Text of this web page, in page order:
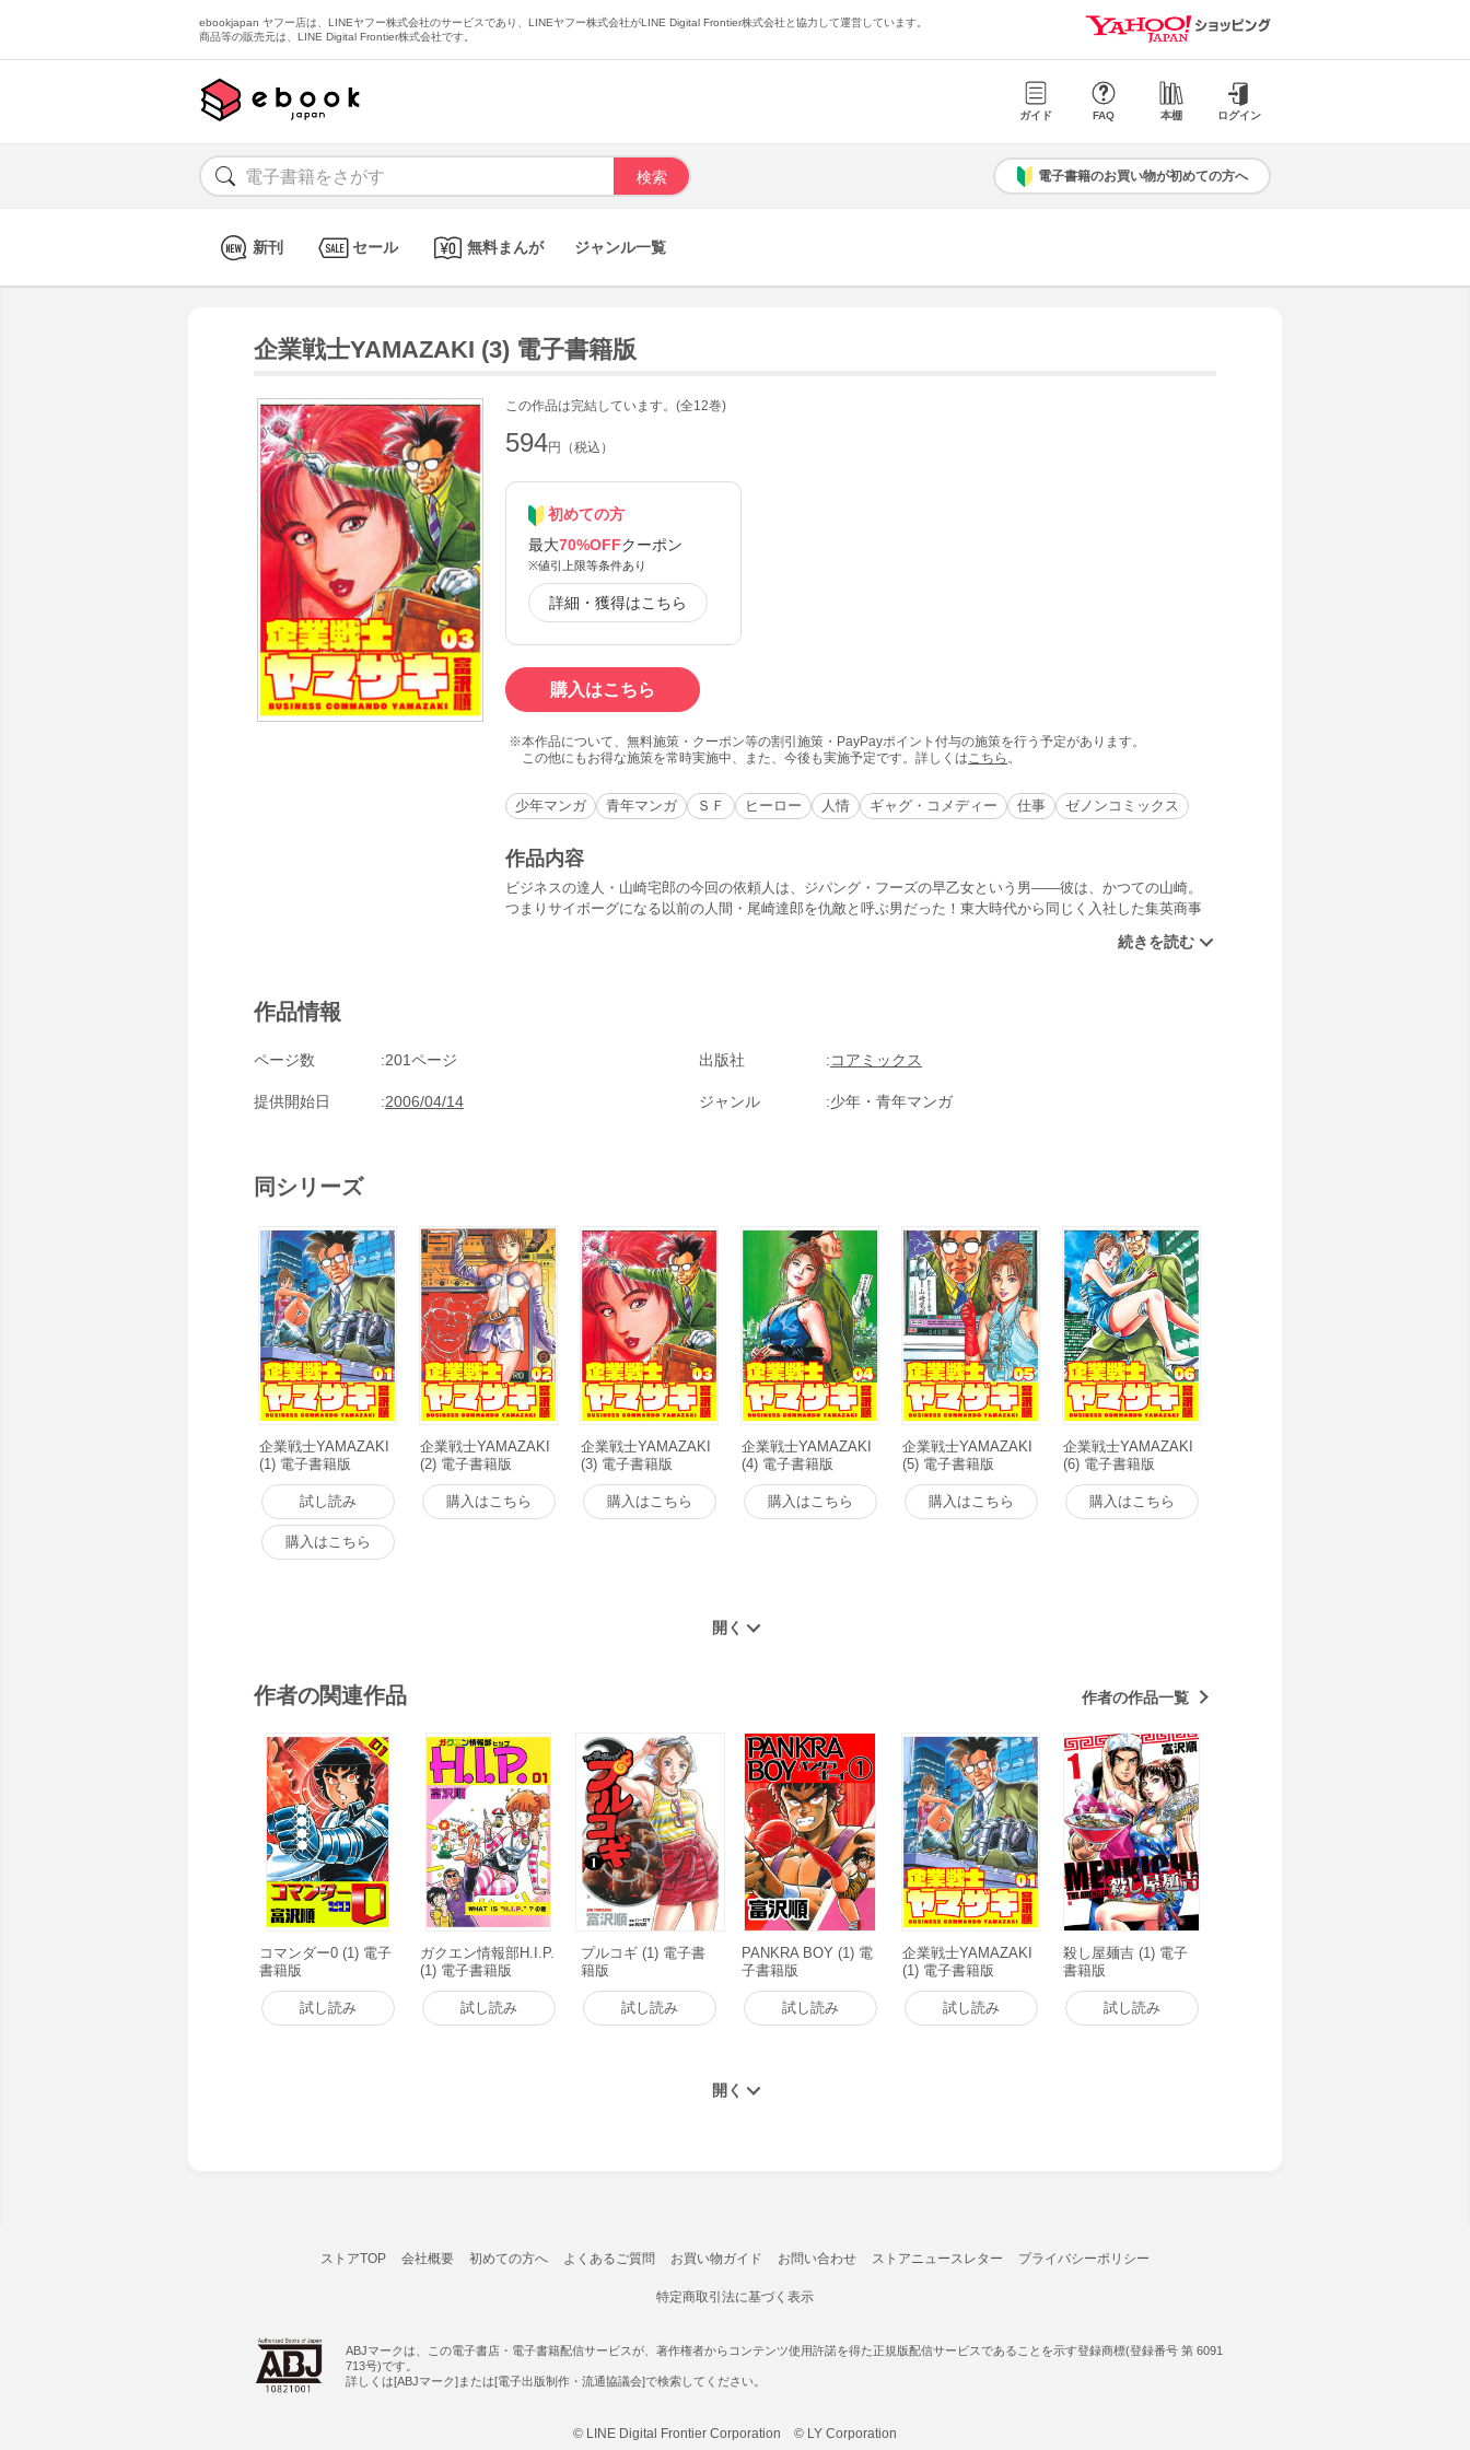
ebookjapan ヤフー店は、LINEヤフー株式会社のサービスであり、LINEヤフー株式会社がLINE Digital Frontier株式会社と協力して運営しています。
商品等の販売元は、LINE Digital Frontier株式会社です。
ガイド FAQ 本棚 ログイン
電子書籍のお買い物が初めての方へ
新刊 セール 無料まんが ジャンル一覧
企業戦士YAMAZAKI (3) 電子書籍版
この作品は完結しています。(全12巻)
594円（税込）
初めての方
最大70%OFFクーポン
※値引上限等条件あり
詳細・獲得はこちら
購入はこちら
本作品について、無料施策・クーポン等の割引施策・PayPayポイント付与の施策を行う予定があります。
この他にもお得な施策を常時実施中、また、今後も実施予定です。詳しくは こちら 。
少年マンガ 青年マンガ ＳＦ ヒーロー 人情 ギャグ・コメディー 仕事 ゼノンコミックス
作品内容
ビジネスの達人・山崎宅郎の今回の依頼人は、ジパング・フーズの早乙女という男――彼は、かつての山崎。
つまりサイボーグになる以前の人間・尾崎達郎を仇敵と呼ぶ男だった！東大時代から同じく入社した集英商事
まれ続けていた。「ヤツが残した妻子を養い最高の幸福をプレゼントする。その時初めてワタシは尾崎達郎に
作品情報
ページ数 201ページ 出版社 コアミックス
提供開始日 2006/04/14 ジャンル 少年・青年マンガ
同シリーズ
企業戦士YAMAZAKI
(1) 電子書籍版
試し読み
購入はこちら
企業戦士YAMAZAKI
(2) 電子書籍版
購入はこちら
企業戦士YAMAZAKI
(3) 電子書籍版
購入はこちら
企業戦士YAMAZAKI
(4) 電子書籍版
購入はこちら
企業戦士YAMAZAKI
(5) 電子書籍版
購入はこちら
企業戦士YAMAZAKI
(6) 電子書籍版
購入はこちら
作者の関連作品 作者の作品一覧
コマンダー0 (1) 電子
書籍版
試し読み
ガクエン情報部H.I.P.
(1) 電子書籍版
試し読み
プルコギ (1) 電子書
籍版
試し読み
PANKRA BOY (1) 電
子書籍版
試し読み
企業戦士YAMAZAKI
(1) 電子書籍版
試し読み
殺し屋麺吉 (1) 電子
書籍版
試し読み
ストアTOP 会社概要 初めての方へ よくあるご質問 お買い物ガイド お問い合わせ ストアニュースレター プライバシーポリシー
特定商取引法に基づく表示
ABJマークは、この電子書店・電子書籍配信サービスが、著作権者からコンテンツ使用許諾を得た正規版配信サービスであることを示す登録商標(登録番号 第 6091
713号)です。
詳しくは[ABJマーク]または[電子出版制作・流通協議会]で検索してください。
© LINE Digital Frontier Corporation © LY Corporation